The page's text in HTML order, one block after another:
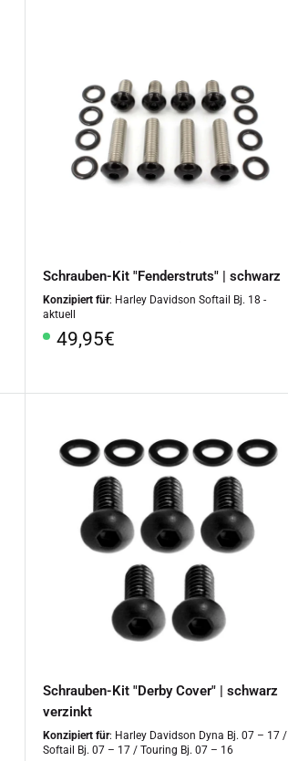
Schrauben-Kit "Fenderstruts" | schwarz
Konzipiert für: Harley Davidson Softail Bj. 18 -
aktuell
Sonderpreis
49,95€
Schrauben-Kit "Derby Cover" | schwarz
verzinkt
Konzipiert für: Harley Davidson Dyna Bj. 07 – 17 /
Softail Bj. 07 – 17 / Touring Bj. 07 – 16